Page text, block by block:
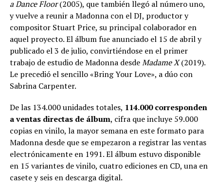
a Dance Floor(2005), que también llegó al número uno,
y vuelve a reunir a Madonna con el DJ, productor y
compositor Stuart Price, su principal colaborador en
aquel proyecto. El álbum fue anunciado el 15 de abril y
publicado el 3 de julio, convirtiéndose en el primer
trabajo de estudio de Madonna desdeMadame X(2019).
Le precedió el sencillo «Bring Your Love», a dúo con
Sabrina Carpenter.
De las 134.000 unidades totales, 114.000 corresponden
a ventas directas de álbum, cifra que incluye 59.000
copias en vinilo, la mayor semana en este formato para
Madonna desde que se empezaron a registrar las ventas
electrónicamente en 1991. El álbum estuvo disponible
en 15 variantes de vinilo, cuatro ediciones en CD, una en
casete y seis en descarga digital.